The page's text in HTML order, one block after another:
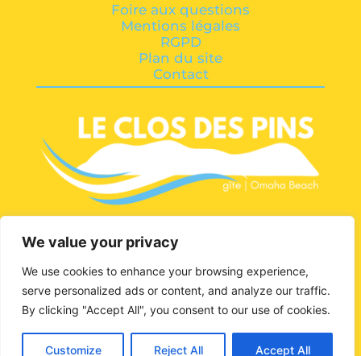
We value your privacy
We use cookies to enhance your browsing experience,
serve personalized ads or content, and analyze our traffic.
By clicking "Accept All", you consent to our use of cookies.
Customize Reject All Accept All
Foire aux questions
Mentions légales
RGPD
Plan du site
Contact